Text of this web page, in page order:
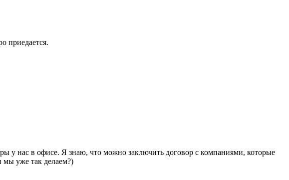
приедается.
у нас в офисе. Я знаю, что можно заключить договор с компаниями, которые
мы уже так делаем?)